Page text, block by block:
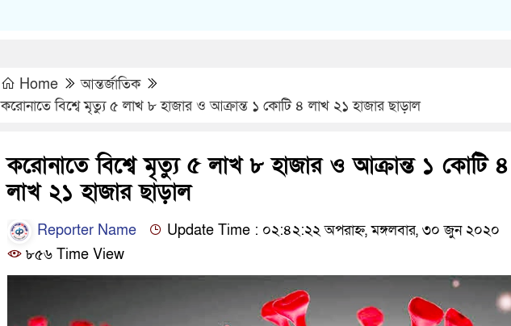
Home
আন্তর্জাতিক
করোনাতে বিশ্বে মৃত্যু ৫ লাখ ৮ হাজার ও আক্রান্ত ১ কোটি ৪ লাখ ২১ হাজার ছাড়াল
করোনাতে বিশ্বে মৃত্যু ৫ লাখ ৮ হাজার ও আক্রান্ত ১ কোটি ৪
লাখ ২১ হাজার ছাড়াল
Reporter Name
Update Time : ০২:৪২:২২ অপরাহ্ন, মঙ্গলবার, ৩০ জুন ২০২০
৮৫৬ Time View